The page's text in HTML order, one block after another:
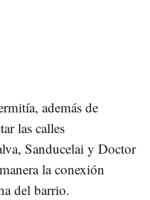
además de
las calles
Sanducelai y Doctor
la conexión
del barrio.